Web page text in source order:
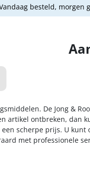
besteld, morgen
De Jong &
artikel ontbreken, dan
scherpe prijs. U kunt
met professionele